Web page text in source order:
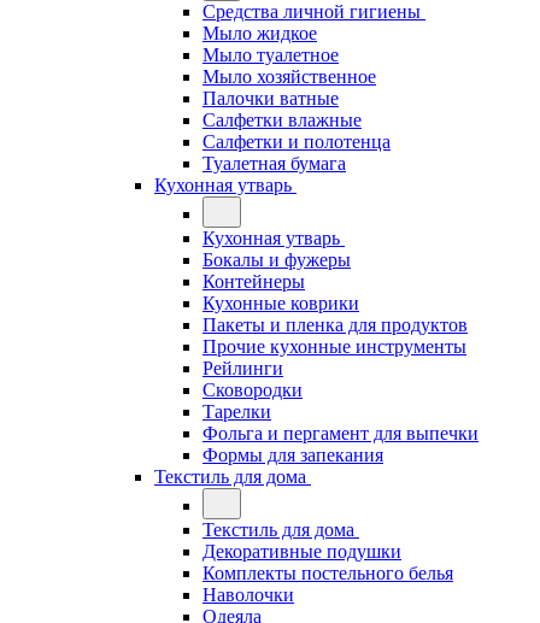
Средства личной гигиены
Мыло жидкое
Мыло туалетное
Мыло хозяйственное
Палочки ватные
Салфетки влажные
Салфетки и полотенца
Туалетная бумага
Кухонная утварь
Кухонная утварь
Бокалы и фужеры
Контейнеры
Кухонные коврики
Пакеты и пленка для продуктов
Прочие кухонные инструменты
Рейлинги
Сковородки
Тарелки
Фольга и пергамент для выпечки
Формы для запекания
Текстиль для дома
Текстиль для дома
Декоративные подушки
Комплекты постельного белья
Наволочки
Одеяла